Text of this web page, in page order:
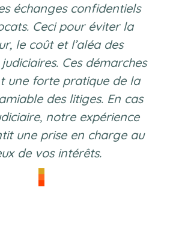
échanges confidentiels
Ceci pour éviter la
le coût et l’aléa des
Ces démarches
une forte pratique de la
des litiges. En cas
notre expérience
une prise en charge au
de vos intérêts.